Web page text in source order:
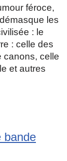
féroce,
les
: le
: celle des
canons, celle
et autres
bande